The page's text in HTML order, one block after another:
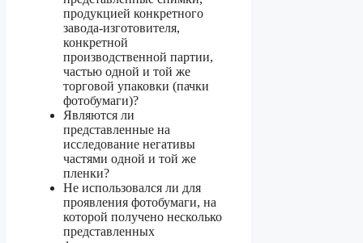
продукцией конкретного
завода-изготовителя,
конкретной
производственной партии,
частью одной и той же
торговой упаковки (пачки
фотобумаги)?
Являются ли
представленные на
исследование негативы
частями одной и той же
пленки?
Не использовался ли для
проявления фотобумаги, на
которой получено несколько
представленных